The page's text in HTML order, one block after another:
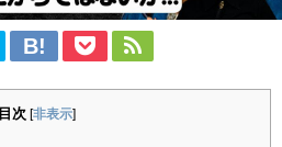
目次 [非表示]